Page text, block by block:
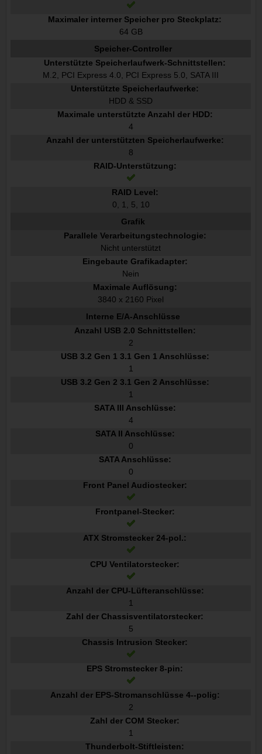
Maximaler interner Speicher pro Steckplatz:
64 GB
Speicher-Controller
Unterstützte Speicherlaufwerk-Schnittstellen:
M.2, PCI Express 4.0, PCI Express 5.0, SATA III
Unterstützte Speicherlaufwerke:
HDD & SSD
Maximale unterstützte Anzahl der HDD:
4
Anzahl der unterstützten Speicherlaufwerke:
8
RAID-Unterstützung:
RAID Level:
0, 1, 5, 10
Grafik
Parallele Verarbeitungstechnologie:
Nicht unterstützt
Eingebaute Grafikadapter:
Nein
Maximale Auflösung:
3840 x 2160 Pixel
Interne E/A-Anschlüsse
Anzahl USB 2.0 Schnittstellen:
2
USB 3.2 Gen 1 3.1 Gen 1 Anschlüsse:
1
USB 3.2 Gen 2 3.1 Gen 2 Anschlüsse:
1
SATA III Anschlüsse:
4
SATA II Anschlüsse:
0
SATA Anschlüsse:
0
Front Panel Audiostecker:
Frontpanel-Stecker:
ATX Stromstecker 24-pol.:
CPU Ventilatorstecker:
Anzahl der CPU-Lüfteranschlüsse:
1
Zahl der Chassisventilatorstecker:
5
Chassis Intrusion Stecker:
EPS Stromstecker 8-pin:
Anzahl der EPS-Stromanschlüsse 4--polig:
2
Zahl der COM Stecker:
1
Thunderbolt-Stiftleisten: